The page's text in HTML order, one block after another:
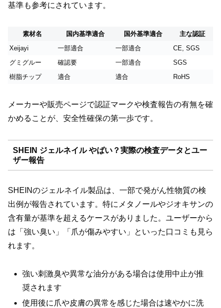
基準も参考にされています。
素材名 国内基準適合 国外基準適合
主な認証
Xeijayi
一部適合 一部適合
CE, SGS
グミグルー
確認要 一部適合
SGS
樹脂チップ
適合 適合 RoHS
メーカーや販売ページで認証マークや検査報告の有無を確
かめることが、安全性確保の第一歩です。
SHEIN ジェルネイル やばい？実際の検査データとユー
ザー報告
SHEINのジェルネイル製品は、一部で発がん性物質の検
出例が報告されています。特にメタノールやジオキサンの
含有量が基準を超えるケースがありました。ユーザーから
は「強い臭い」「爪が傷みやすい」といった口コミも見ら
れます。
強い刺激臭や異常な油分がある場合は使用中止が推
奨されます
使用後に爪や皮膚の異常を感じた場合は速やかに洗